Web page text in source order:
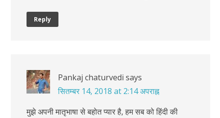
Reply
Pankaj chaturvedi says
सितम्बर 14, 2018 at 2:14 अपराह्न
मुझे अपनी मातृभाषा से बहोत प्यार है, हम सब को हिंदी की